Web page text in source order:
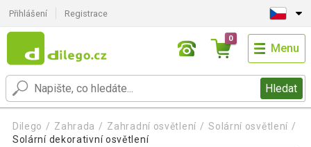
Přihlášení Registrace
Hledat
0
Menu
Dilego Zahrada Zahradní osvětlení
Solární osvětlení
Solární dekorativní osvětlení